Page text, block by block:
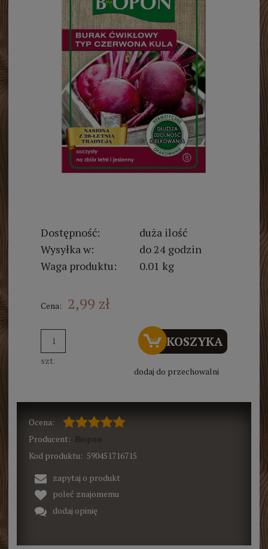
Dostępność:
duża ilość
Wysyłka w:
do 24 godzin
Waga produktu:
0.01 kg
Cena: 2,99 zł
szt.
DO KOSZYKA
dodaj do przechowalni
Ocena:
Producent: Biopon
Kod produktu: 590451716715
zapytaj o produkt
poleć znajomemu
dodaj opinię